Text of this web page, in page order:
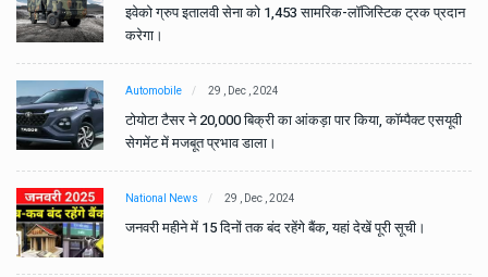
इवेको ग्रुप इतालवी सेना को 1,453 सामरिक-लॉजिस्टिक ट्रक प्रदान
करेगा।
Automobile 29 , Dec , 2024
टोयोटा टैसर ने 20,000 बिक्री का आंकड़ा पार किया, कॉम्पैक्ट एसयूवी
सेगमेंट में मजबूत प्रभाव डाला।
National News 29 , Dec , 2024
जनवरी महीने में 15 दिनों तक बंद रहेंगे बैंक, यहां देखें पूरी सूची।